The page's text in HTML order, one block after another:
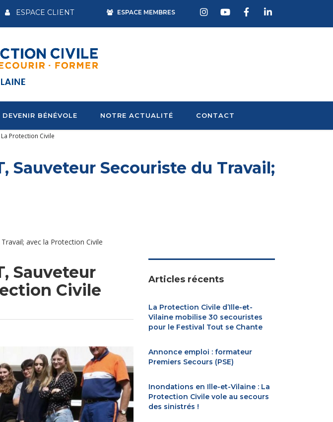
ESPACE CLIENT ESPACE MEMBRES
DEVENIR BÉNÉVOLE NOTRE ACTUALITÉ CONTACT
Protection Civile
Sauveteur Secouriste du Travail;
avec la Protection Civile
Sauveteur
Civile
Articles récents
La Protection Civile d’Ille-et-
Vilaine mobilise 30 secouristes
pour le Festival Tout se Chante
Annonce emploi : formateur
Premiers Secours (PSE)
Inondations en Ille-et-Vilaine : La
Protection Civile vole au secours
des sinistrés !